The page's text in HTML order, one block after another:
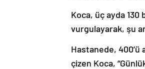
Koca, üç ayda 130
vurgulayarak, şu
Hastanede, 400’ü
çizen Koca,